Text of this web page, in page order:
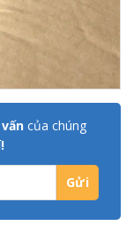
của chúng